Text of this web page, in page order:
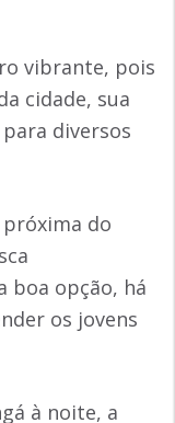
vibrante, pois
cidade, sua
diversos
do
boa opção, há
os jovens
à noite, a